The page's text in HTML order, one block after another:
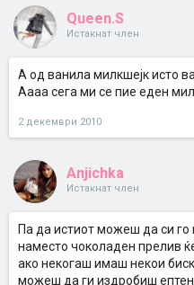
Queen.S
Истакнат член
А од ванила милкшејк исто
Аааа сега ми се пие еден
2 декември 2010
Anjichka
Истакнат член
Па да истиот можеш да си
наместо чоколаден прелив
ако некогаш имаш некои
можеш да ги издробиш